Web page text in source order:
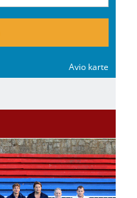
Avio karte